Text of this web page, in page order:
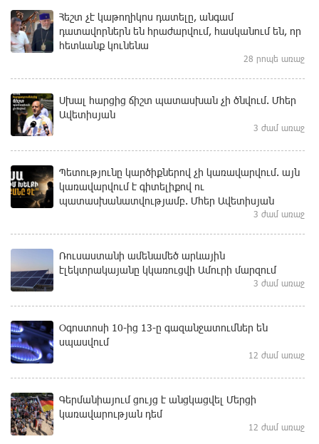
Հեշտ չէ կաթողիկոս դատելը, անգամ
դատավորներն են հրաժարվում, հասկանում են, որ
հետևանք կունենա
28 րոպե առաջ
Սխալ հարցից ճիշտ պատասխան չի ծնվում. Մհեր
Ավետիսյան
3 ժամ առաջ
Պետությունը կարծիքներով չի կառավարվում. այն
կառավարվում է գիտելիքով ու
պատասխանատվությամբ. Մհեր Ավետիսյան
3 ժամ առաջ
Ռուսաստանի ամենամեծ արևային
էլեկտրակայանը կկառուցվի Ամուրի մարզում
3 ժամ առաջ
Օգոստոսի 10-ից 13-ը գազանջատումներ են
սպասվում
12 ժամ առաջ
Գերմանիայում ցույց է անցկացվել Մերցի
կառավարության դեմ
12 ժամ առաջ